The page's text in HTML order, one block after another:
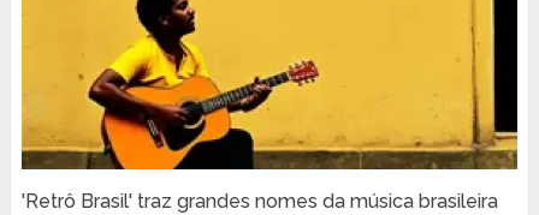
'Retrô Brasil' traz grandes nomes da música brasileira